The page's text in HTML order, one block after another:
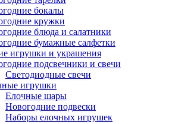
бокалы
кружки
блюда и салатники
бумажные салфетки
игрушки и украшения
подсвечники и свечи
Светодиодные свечи
игрушки
Елочные шары
Новогодние подвески
Наборы елочных игрушек